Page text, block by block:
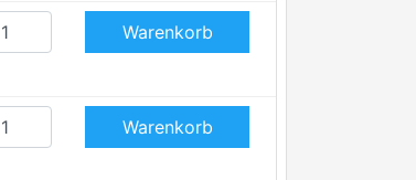
Warenkorb
Warenkorb